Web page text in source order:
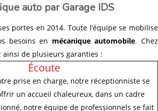
auto par Garage IDS
portes en 2014. Toute l’équipe se mobilise
besoins en mécanique automobile. Chez
ainsi de plusieurs garanties :
Écoute
prise en charge, notre réceptionniste se
un accueil chaleureux, dans un cadre
notre équipe de professionnels se fait